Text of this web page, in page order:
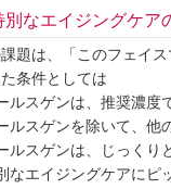
なエイジングケア
題は、「このフェイ
条件としては
ルスゲンは、推奨濃度
ルスゲンを除いて、他
ルスゲンは、じっくり
なエイジングケアにピ